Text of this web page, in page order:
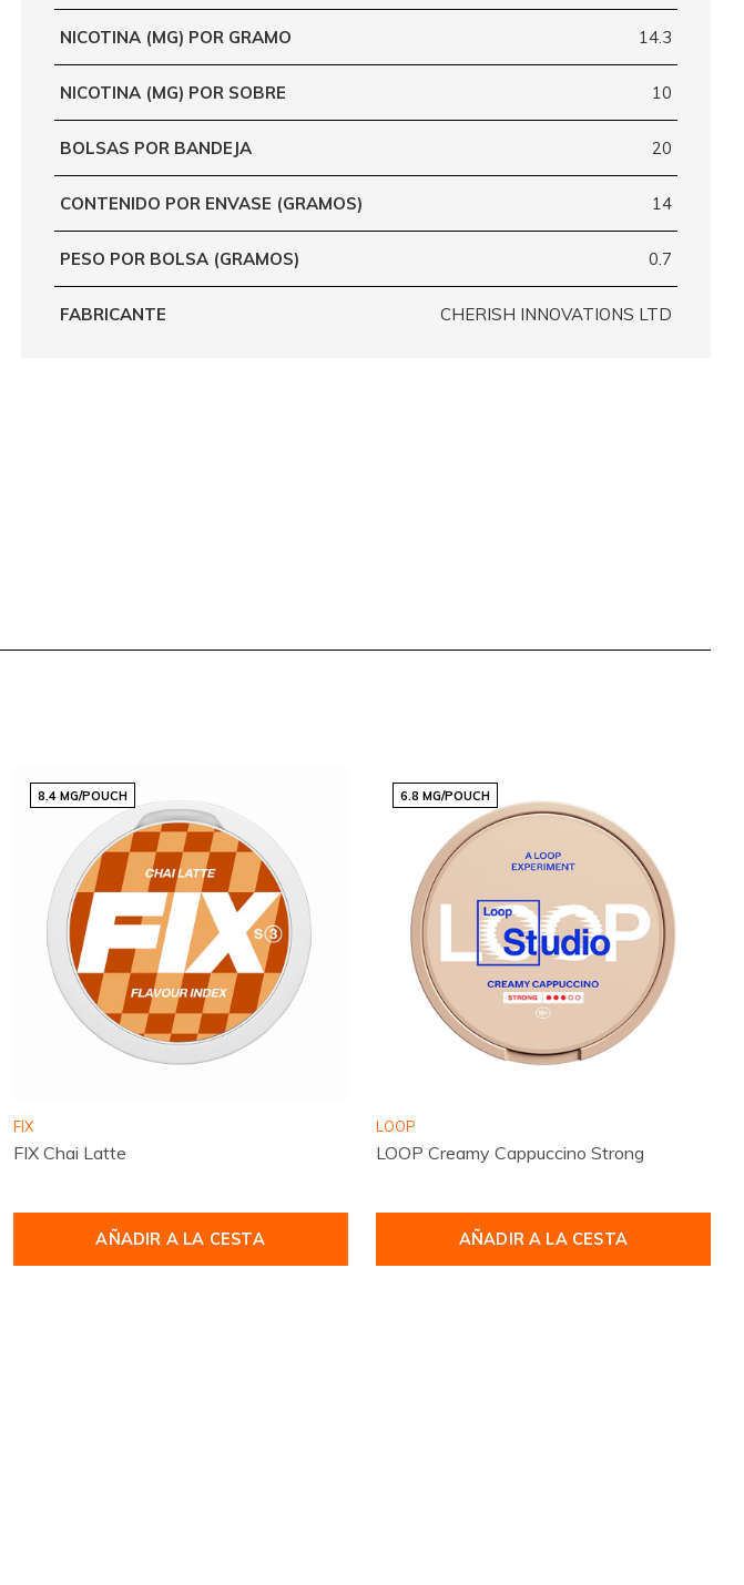
NICOTINA (MG) POR GRAMO 14.3
NICOTINA (MG) POR SOBRE 10
BOLSAS POR BANDEJA 20
CONTENIDO POR ENVASE (GRAMOS) 14
PESO POR BOLSA (GRAMOS) 0.7
FABRICANTE CHERISH INNOVATIONS LTD
8.4 MG/POUCH
FIX
FIX Chai Latte
AÑADIR A LA CESTA
6.8 MG/POUCH
LOOP
LOOP Creamy Cappuccino Strong
AÑADIR A LA CESTA